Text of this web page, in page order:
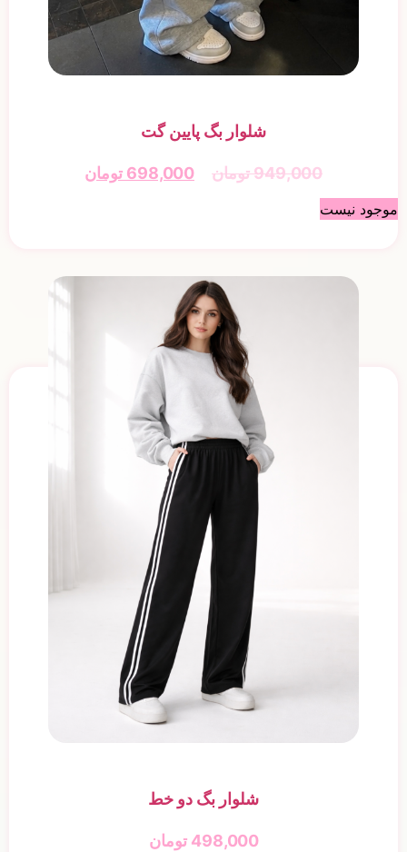
شلوار بگ پایین گت
949,000تومان 698,000 تومان
موجود نیست
شلوار بگ دو خط
498,000 تومان